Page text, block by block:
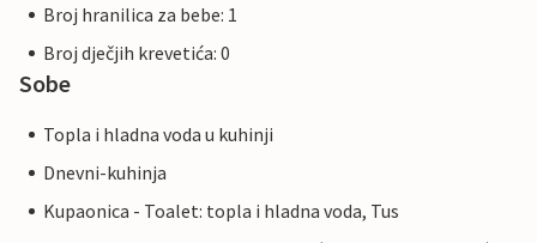
Broj hranilica za bebe: 1
Broj dječjih krevetića: 0
Sobe
Topla i hladna voda u kuhinji
Dnevni-kuhinja
Kupaonica - Toalet: topla i hladna voda, Tus